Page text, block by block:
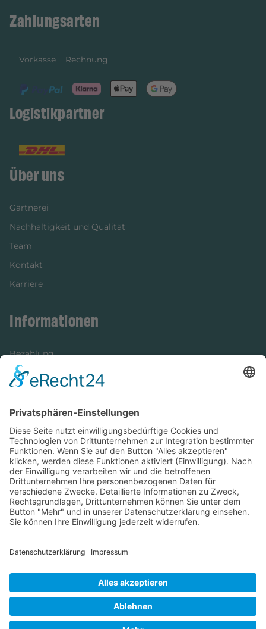
Zahlungsarten
Vorkasse Rechnung
Logistikpartner
Über uns
Gärtnerei
Nachhaltigkeit und Qualität
Team
Kontakt
Karriere
Informationen
Bezahlung
Newsletter
Versandinformationen
Verfügbarkeit/Verträglichkeit
Rechtliches
Widerrufsrecht und Widerrufsformular
Impressum
Datenschutzerklärung
Cookie-Einstellungen
AGB
Streitbeilegungsstelle